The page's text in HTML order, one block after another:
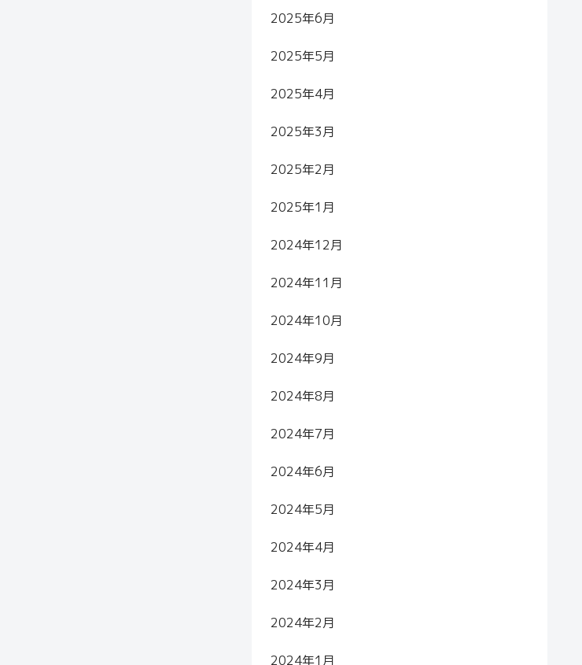
2025年6月
2025年5月
2025年4月
2025年3月
2025年2月
2025年1月
2024年12月
2024年11月
2024年10月
2024年9月
2024年8月
2024年7月
2024年6月
2024年5月
2024年4月
2024年3月
2024年2月
2024年1月